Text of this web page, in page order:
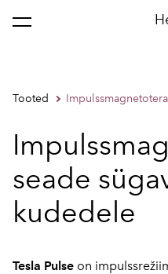
Tooted
seade
kudedele
Tesla Pulse on